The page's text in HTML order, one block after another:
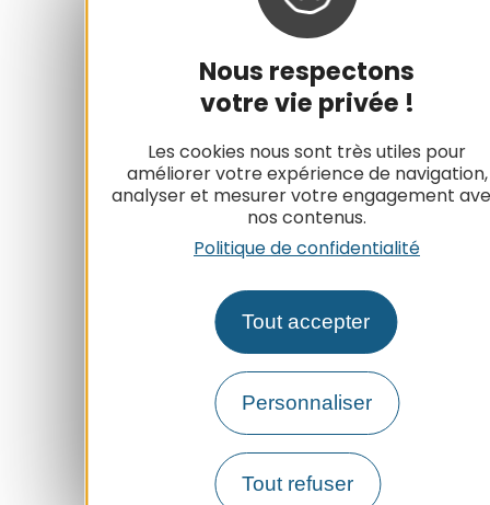
Nous respectons
votre vie privée !
Les cookies nous sont très utiles pour
améliorer votre expérience de navigation,
analyser et mesurer votre engagement
nos contenus.
Politique de confidentialité
Tout accepter
Personnaliser
Tout refuser